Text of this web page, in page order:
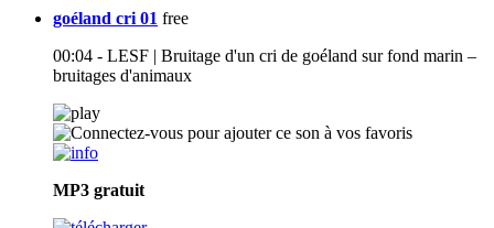
goéland cri 01 free
00:04 - LESF | Bruitage d'un cri de goéland sur fond marin –
bruitages d'animaux
MP3 gratuit